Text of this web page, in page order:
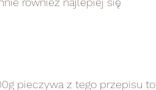
pieczywa z tego przepisu to